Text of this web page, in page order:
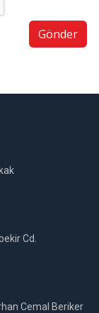
Gönder
Cd.
Cemal Beriker